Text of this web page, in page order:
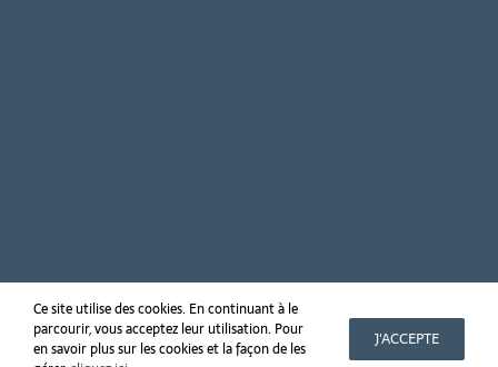
Copyright 2019 Golf PGA France du Vaudreuil
Ce site utilise des cookies. En continuant à le
parcourir, vous acceptez leur utilisation. Pour
en savoir plus sur les cookies et la façon de les
J'ACCEPTE